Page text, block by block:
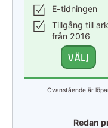
E-tidningen
Tillgång till
från 2016
VÄLJ
Ovanstående är
Redan